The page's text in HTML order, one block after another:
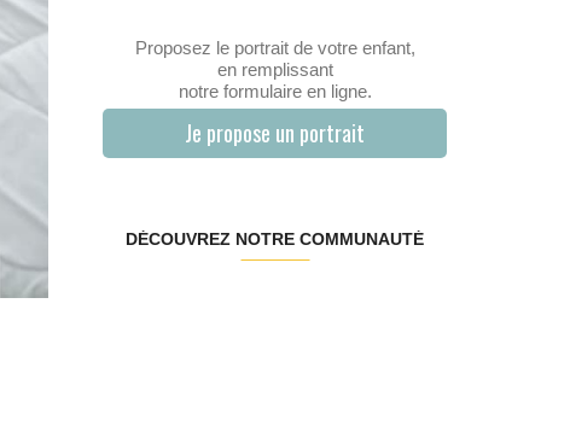
Proposez le portrait de votre enfant,
en remplissant
notre formulaire en ligne.
Je propose un portrait
DÉCOUVREZ NOTRE COMMUNAUTÉ